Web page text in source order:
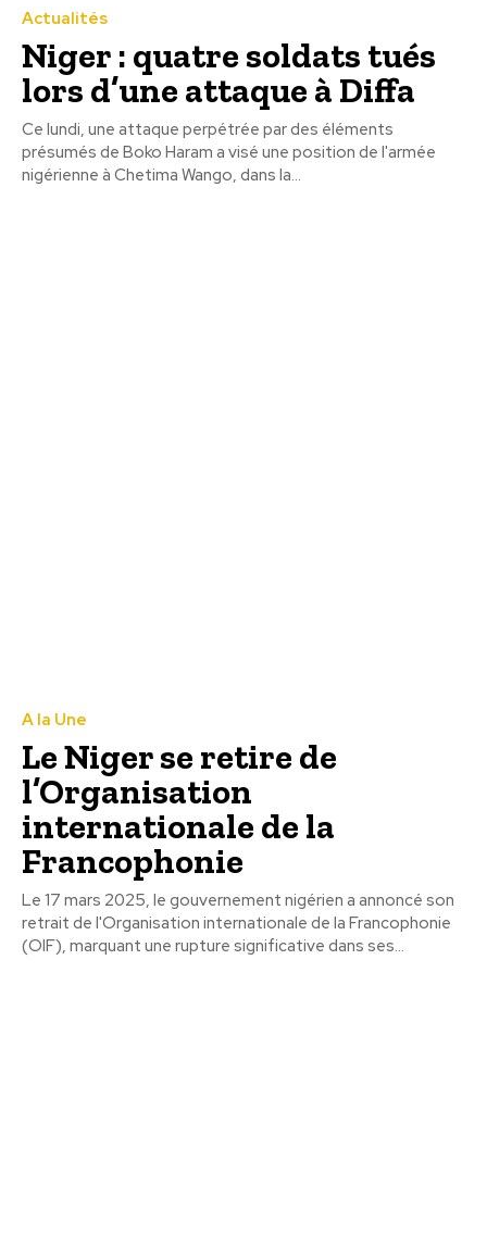
Actualités
Niger : quatre soldats tués
lors d’une attaque à Diffa
Ce lundi, une attaque perpétrée par des éléments
présumés de Boko Haram a visé une position de l'armée
nigérienne à Chetima Wango, dans la...
A la Une
Le Niger se retire de
l’Organisation
internationale de la
Francophonie
Le 17 mars 2025, le gouvernement nigérien a annoncé son
retrait de l'Organisation internationale de la Francophonie
(OIF), marquant une rupture significative dans ses...